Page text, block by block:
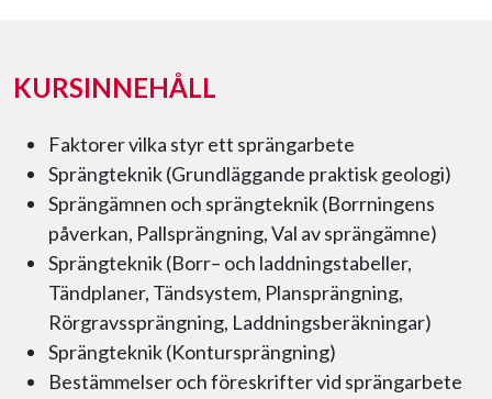
KURSINNEHÅLL
Faktorer vilka styr ett sprängarbete
Sprängteknik (Grundläggande praktisk geologi)
Sprängämnen och sprängteknik (Borrningens
påverkan, Pallsprängning, Val av sprängämne)
Sprängteknik (Borr– och laddningstabeller,
Tändplaner, Tändsystem, Plansprängning,
Rörgravssprängning, Laddningsberäkningar)
Sprängteknik (Kontursprängning)
Bestämmelser och föreskrifter vid sprängarbete